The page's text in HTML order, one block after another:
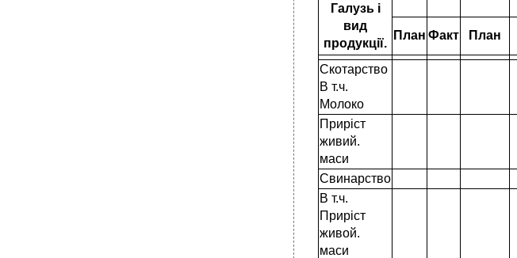
Галузь і
вид
продукції.
План Факт План
Скотарство
В т.ч.
Молоко
Приріст
живий.
маси
Свинарство
В т.ч.
Приріст
живой.
маси